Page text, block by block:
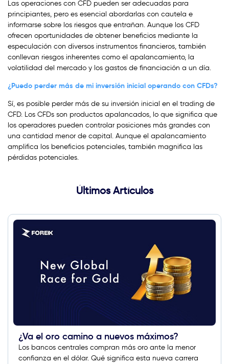
Las operaciones con CFD pueden ser adecuadas para
principiantes, pero es esencial abordarlas con cautela e
informarse sobre los riesgos que entrañan. Aunque los CFD
ofrecen oportunidades de obtener beneficios mediante la
especulación con diversos instrumentos financieros, también
conllevan riesgos inherentes como el apalancamiento, la
volatilidad del mercado y los gastos de financiación a un día.
¿Puedo perder más de mi inversión inicial operando con CFDs?
Sí, es posible perder más de su inversión inicial en el trading de
CFD. Los CFDs son productos apalancados, lo que significa que
los operadores pueden controlar posiciones más grandes con
una cantidad menor de capital. Aunque el apalancamiento
amplifica los beneficios potenciales, también magnifica las
pérdidas potenciales.
Últimos Artículos
¿Va el oro camino a nuevos máximos?
Los bancos centrales compran más oro ante la menor
confianza en el dólar. Qué significa esta nueva carrera